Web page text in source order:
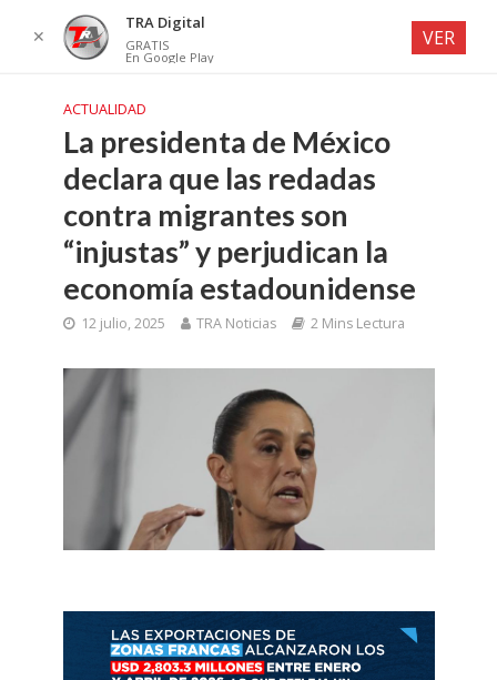
ACTUALIDAD
La presidenta de México
declara que las redadas
contra migrantes son
“injustas” y perjudican la
economía estadounidense
12 julio, 2025 TRA Noticias 2 Mins Lectura
✕
TRA Digital
GRATIS
En Google Play
VER